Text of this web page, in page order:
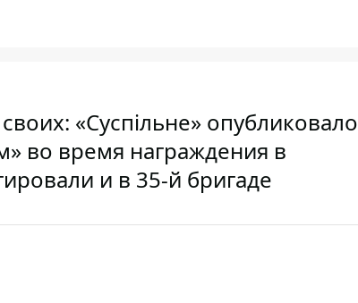
«Суспільне» опубликовало
во время награждения в
и в 35-й бригаде